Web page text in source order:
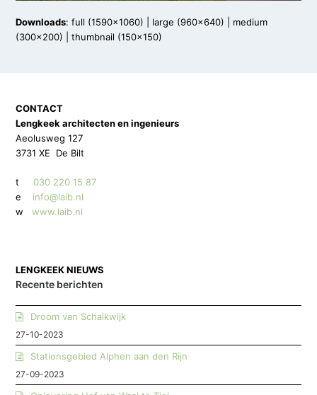
Downloads:full (1590x1060) large (960x640)
medium
(300x200) |thumbnail (150x150)
CONTACT
Lengkeek architecten en ingenieurs
Aeolusweg 127
3731 XE De Bilt
t030 220 15 87
e info@laib.nl
w
www.laib.nl
LENGKEEK NIEUWS
Recente berichten
Droom van Schalkwijk
27-10-2023
Stationsgebied Alphen aan den Rijn
27-09-2023